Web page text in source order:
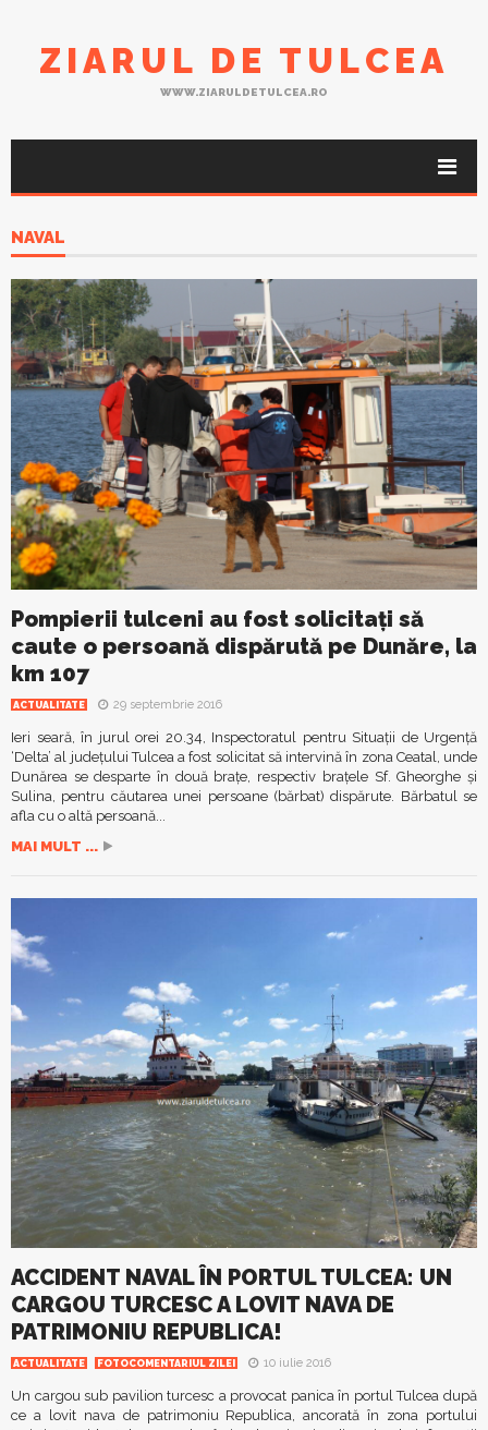
ZIARUL DE TULCEA
WWW.ZIARULDETULCEA.RO
NAVAL
Pompierii tulceni au fost solicitați să
caute o persoană dispărută pe Dunăre, la
km 107
ACTUALITATE 29 septembrie 2016
Ieri seară, în jurul orei 20.34, Inspectoratul pentru Situații de Urgență
‘Delta’ al județului Tulcea a fost solicitat să intervină în zona Ceatal, unde
Dunărea se desparte în două brațe, respectiv brațele Sf. Gheorghe și
Sulina, pentru căutarea unei persoane (bărbat) dispărute. Bărbatul se
afla cu o altă persoană...
MAI MULT ...
ACCIDENT NAVAL ÎN PORTUL TULCEA: UN
CARGOU TURCESC A LOVIT NAVA DE
PATRIMONIU REPUBLICA!
ACTUALITATE FOTOCOMENTARIUL ZILEI 10 iulie 2016
Un cargou sub pavilion turcesc a provocat panica în portul Tulcea după
ce a lovit nava de patrimoniu Republica, ancorată în zona portului